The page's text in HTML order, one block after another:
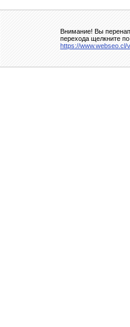
Внимание! Вы
перехода щелкните
https://www.webseo.cl/